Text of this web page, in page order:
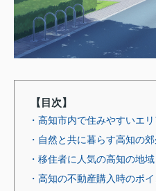
【目次】
・高知市内で住みやすいエ
・自然と共に暮らす高知の
・移住者に人気の高知の地域
・高知の不動産購入時のポイ